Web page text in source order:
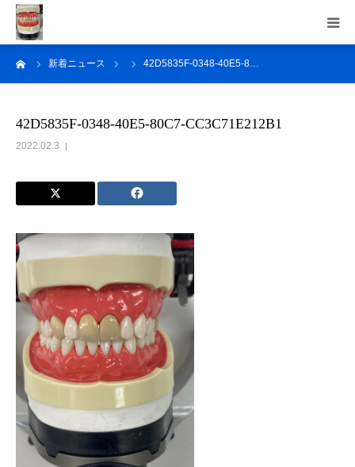
新着ニュース 42D5835F-0348-40E5-8…
42D5835F-0348-40E5-80C7-CC3C71E212B1
2022.02.3
トップ
会社紹介
お問い合わせ